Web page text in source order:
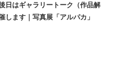
日はギャラリートーク（作品解
します｜写真展「アルパカ」